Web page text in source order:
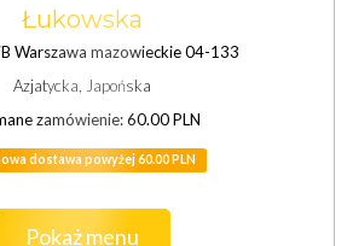
Łukowska
Warszawa mazowieckie 04-133
Azjatycka, Japońska
zamówienie: 60.00 PLN
dostawa powyżej 60.00 PLN
Pokaż menu